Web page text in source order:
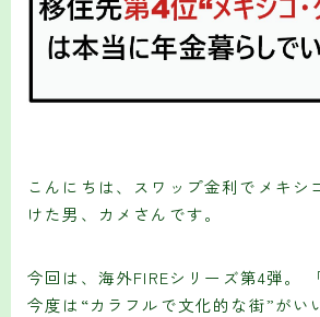
こんにちは、スワップ金利でメキシ
けた男、カメさんです。
今回は、海外FIREシリーズ第4弾。
今度は“カラフルで文化的な街”がい